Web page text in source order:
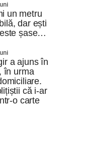
un metru
dar ești
șase…
a ajuns în
în urma
că i-ar
o carte